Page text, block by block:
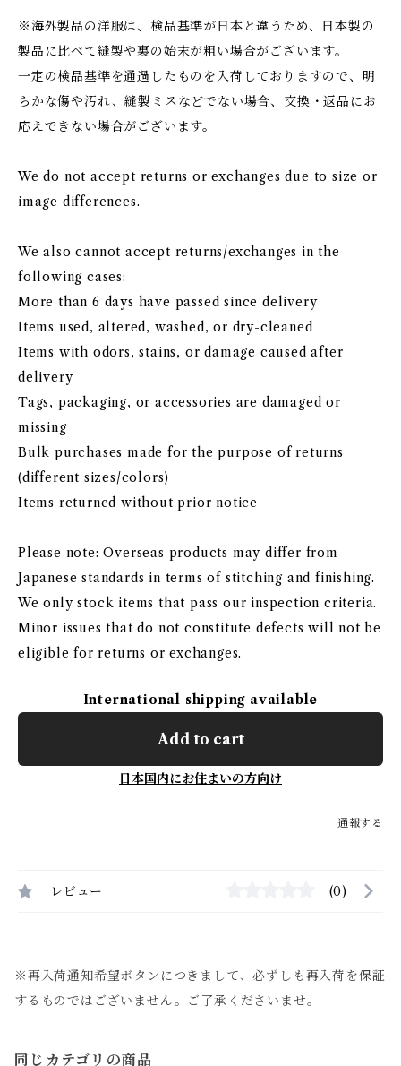
※海外製品の洋服は、検品基準が日本と違うため、日本製の
製品に比べて縫製や裏の始末が粗い場合がございます。
一定の検品基準を通過したものを入荷しておりますので、明
らかな傷や汚れ、縫製ミスなどでない場合、交換・返品にお
応えできない場合がございます。
We do not accept returns or exchanges due to size or
image differences.
We also cannot accept returns/exchanges in the
following cases:
More than 6 days have passed since delivery
Items used, altered, washed, or dry-cleaned
Items with odors, stains, or damage caused after
delivery
Tags, packaging, or accessories are damaged or
missing
Bulk purchases made for the purpose of returns
(different sizes/colors)
Items returned without prior notice
Please note: Overseas products may differ from
Japanese standards in terms of stitching and finishing.
We only stock items that pass our inspection criteria.
Minor issues that do not constitute defects will not be
eligible for returns or exchanges.
International shipping available
Add to cart
日本国内にお住まいの方向け
通報する
レビュー (0)
※再入荷通知希望ボタンにつきまして、必ずしも再入荷を保証
するものではございません。ご了承くださいませ。
同じカテゴリの商品